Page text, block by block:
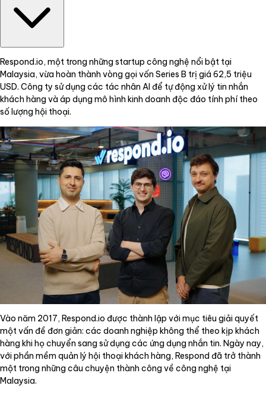
Respond.io, một trong những startup công nghệ nổi bật tại
Malaysia, vừa hoàn thành vòng gọi vốn Series B trị giá 62,5 triệu
USD. Công ty sử dụng các tác nhân AI để tự động xử lý tin nhắn
khách hàng và áp dụng mô hình kinh doanh độc đáo tính phí theo
số lượng hội thoại.
Vào năm 2017, Respond.io được thành lập với mục tiêu giải quyết
một vấn đề đơn giản: các doanh nghiệp không thể theo kịp khách
hàng khi họ chuyển sang sử dụng các ứng dụng nhắn tin. Ngày nay,
với phần mềm quản lý hội thoại khách hàng, Respond đã trở thành
một trong những câu chuyện thành công về công nghệ tại
Malaysia.